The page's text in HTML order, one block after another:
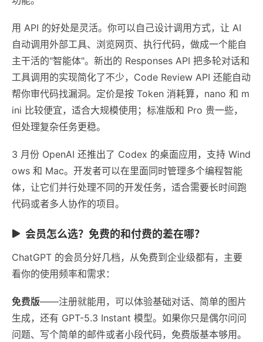
用 API 的好处是灵活。你可以自己设计调用方式，让 AI
自动调用外部工具、浏览网页、执行代码，做成一个能自
主干活的"智能体"。新出的 Responses API 把多轮对话和
工具调用的实现简化了不少，Code Review API 还能自动
帮你审代码找漏洞。定价是按 Token 消耗算，nano 和 m
ini 比较便宜，适合大规模使用；标准版和 Pro 贵一些，
但处理复杂任务更稳。
3 月份 OpenAI 还推出了 Codex 的桌面应用，支持 Wind
ows 和 Mac。开发者可以在里面同时管理多个编程智能
体，让它们并行处理不同的开发任务，适合需要长时间跑
代码或者多人协作的项目。
会员怎么选？免费的和付费的差在哪？
ChatGPT 的会员分好几档，从免费到企业级都有，主要
看你的使用频率和需求：
免费版——注册就能用，可以体验基础对话、简单的图片
生成，还有 GPT-5.3 Instant 模型。如果你只是偶尔问问
问题、写个简单的邮件或者小段代码，免费版基本够用。